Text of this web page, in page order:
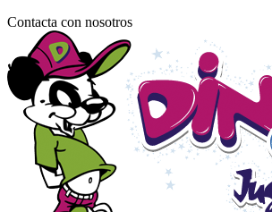
Contacta con nosotros